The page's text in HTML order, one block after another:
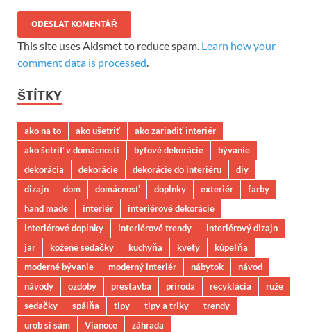
This site uses Akismet to reduce spam. Learn how your
comment data is processed.
ŠTÍTKY
ako na to ako ušetriť
ako zariadiť interiér
ako šetriť v domácnosti
bytové dekorácie
bývanie
dekorácia
dekorácie dekorácie do interiéru
diy
dizajn
dom domácnosť doplnky exteriér
farby
hand made
interiér
interiérové dekorácie
interiérové doplnky
interiérové trendy
interiérový dizajn
jar
kožené sedačky kuchyňa kvety
kúpeľňa
moderné bývanie
moderný interiér nábytok
návod
návody
ozdoby prestavba príroda recyklácia
ruže
sedačky
spálňa tipy tipy a triky
trendy
urob si sám
Vianoce záhrada